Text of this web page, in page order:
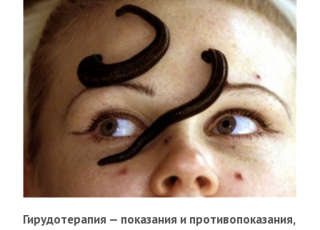
Гирудотерапия — показания и противопоказания,